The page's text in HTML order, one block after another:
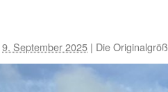
9. September 2025 | Die